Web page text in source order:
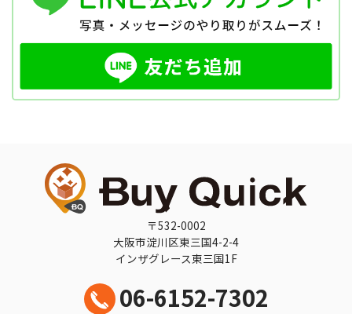
〒532-0002
大阪市淀川区東三国4-2-4
インザグレース東三国1F
06-6152-7302